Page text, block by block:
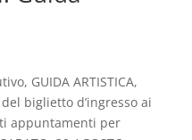
GUIDA ARTISTICA,
biglietto d’ingresso ai
appuntamenti per